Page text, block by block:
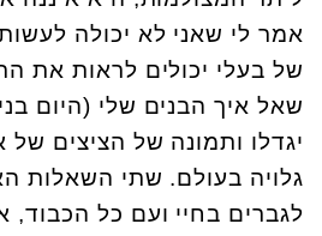
אמר לי שאני לא יכולה
של בעלי יכולים לראות את
יגדלו ותמונה של הציצים
גלויה בעולם. שתי השאלות
לגברים בחיי ועם כל